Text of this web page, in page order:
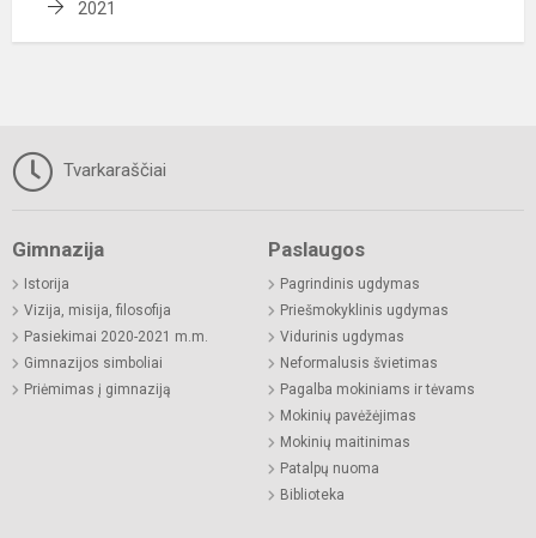
2021
Tvarkaraščiai
Gimnazija
Istorija
Vizija, misija, filosofija
Pasiekimai 2020-2021 m.m.
Gimnazijos simboliai
Priėmimas į gimnaziją
Paslaugos
Pagrindinis ugdymas
Priešmokyklinis ugdymas
Vidurinis ugdymas
Neformalusis švietimas
Pagalba mokiniams ir tėvams
Mokinių pavėžėjimas
Mokinių maitinimas
Patalpų nuoma
Biblioteka